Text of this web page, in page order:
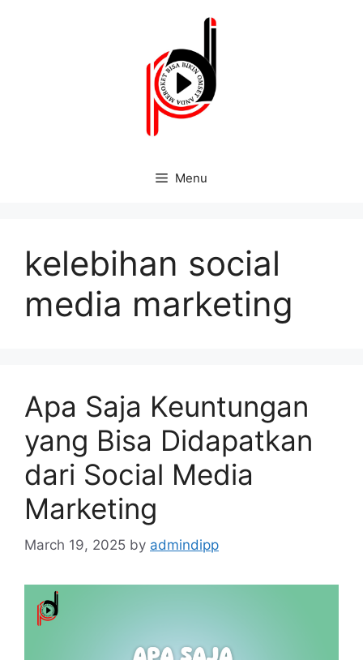
Menu
kelebihan social
media marketing
Apa Saja Keuntungan
yang Bisa Didapatkan
dari Social Media
Marketing
March 19, 2025 by admindipp